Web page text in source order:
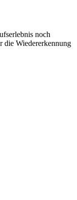
noch
die Wiedererkennung